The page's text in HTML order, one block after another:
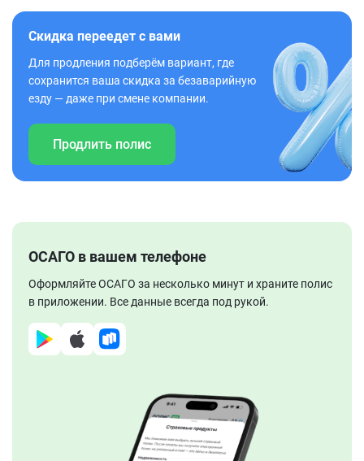
Скидка переедет с вами
Для продления подберём вариант, где
сохранится ваша скидка за безаварийную
езду — даже при смене компании.
Продлить полис
ОСАГО в вашем телефоне
Оформляйте ОСАГО за несколько минут и храните полис
в приложении. Все данные всегда под рукой.